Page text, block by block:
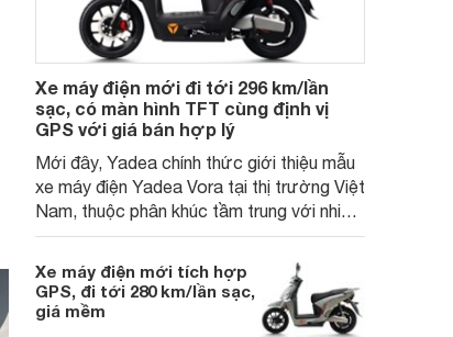
Xe máy điện mới đi tới 296 km/lần
sạc, có màn hình TFT cùng định vị
GPS với giá bán hợp lý
Mới đây, Yadea chính thức giới thiệu mẫu
xe máy điện Yadea Vora tại thị trường Việt
Nam, thuộc phân khúc tầm trung với nhiều
trang bị hiện đại hướng đến nhu cầu di
chuyển hằng ngày của người dùng.
Xe máy điện mới tích hợp
GPS, đi tới 280 km/lần sạc,
giá mềm